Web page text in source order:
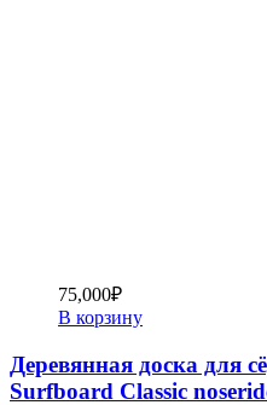
75,000₽
В корзину
Деревянная доска для
Surfboard Classic